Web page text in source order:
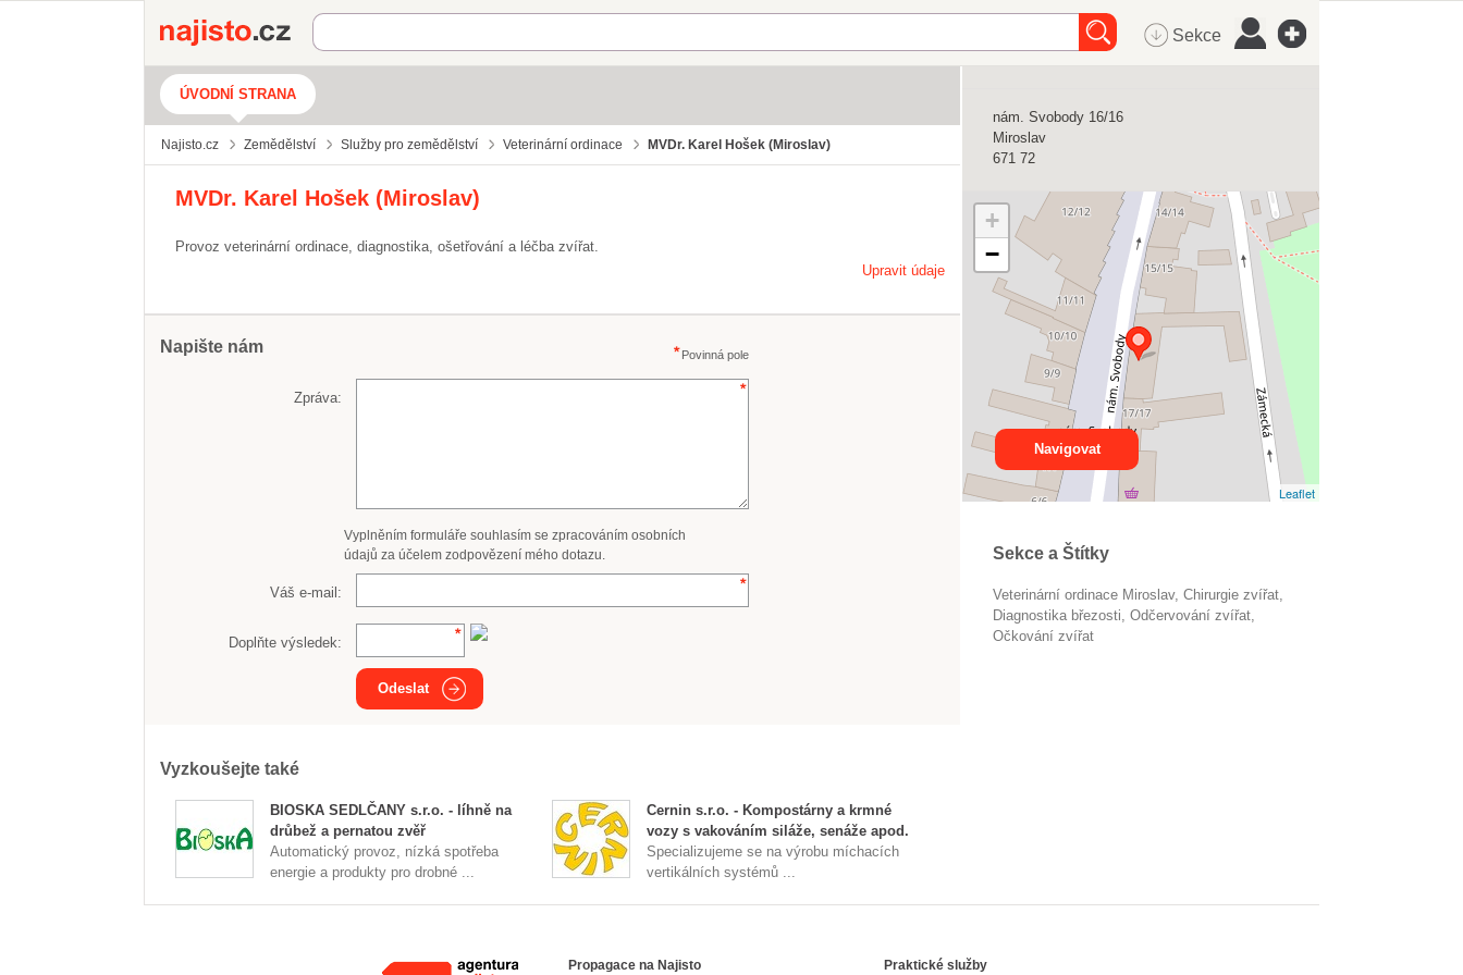
Najisto.cz Sekce
ÚVODNÍ STRANA
Najisto.cz Zemědělství Služby pro zemědělství Veterinární ordinace MVDr. Karel Hošek (Miroslav)
MVDr. Karel Hošek (Miroslav)
Provoz veterinární ordinace, diagnostika, ošetřování a léčba zvířat.
Upravit údaje
Napište nám Povinná pole
Zpráva:
Vyplněním formuláře souhlasím se zpracováním osobních
údajů za účelem zodpovězení mého dotazu.
Váš e-mail:
Doplňte výsledek:
Odeslat
Vyzkoušejte také
BIOSKA SEDLČANY s.r.o. - líhně na
drůbež a pernatou zvěř
Automatický provoz, nízká spotřeba
energie a produkty pro drobné ...
Cernin s.r.o. - Kompostárny a krmné
vozy s vakováním siláže, senáže apod.
Specializujeme se na výrobu míchacích
vertikálních systémů ...
nám. Svobody 16/16
Miroslav
671 72
+
−
Leaflet
Navigovat
Sekce a Štítky
Veterinární ordinace Miroslav
chirurgie zvířat
diagnostika březosti
odčervování zvířat
očkování zvířat
Agentura NajistoPropagace na Najisto Praktické služby